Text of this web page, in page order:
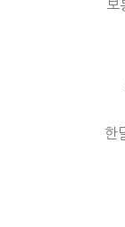
보
한